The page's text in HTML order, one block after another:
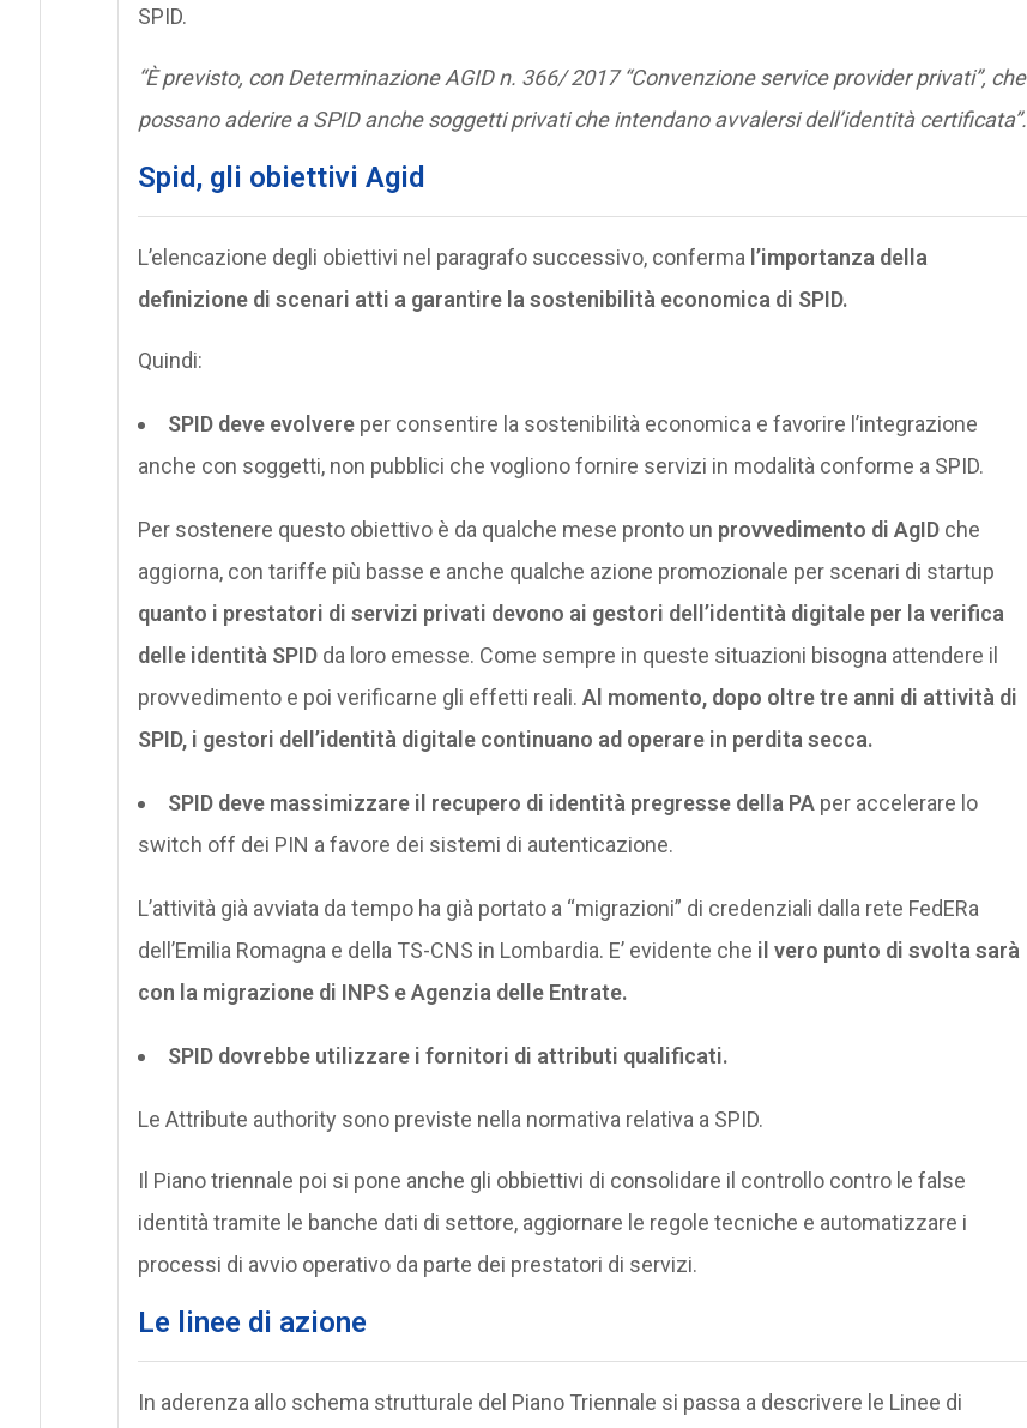
SPID.
“È previsto, con Determinazione AGID n. 366/ 2017 “Convenzione service provider privati”, che
possano aderire a SPID anche soggetti privati che intendano avvalersi dell’identità certificata”.
Spid, gli obiettivi Agid
L’elencazione degli obiettivi nel paragrafo successivo, conferma l’importanza della
definizione di scenari atti a garantire la sostenibilità economica di SPID.
Quindi:
SPID deve evolvereper consentire la sostenibilità economica e favorire l’integrazione
anche con soggetti, non pubblici che vogliono fornire servizi in modalità conforme a SPID.
Per sostenere questo obiettivo è da qualche mese pronto un provvedimento di AgIDche
aggiorna, con tariffe più basse e anche qualche azione promozionale per scenari di startup
quanto i prestatori di servizi privati devono ai gestori dell’identità digitale per la verifica
delle identità SPIDda loro emesse. Come sempre in queste situazioni bisogna attendere il
provvedimento e poi verificarne gli effetti reali. Al momento, dopo oltre tre anni di attività di
SPID, i gestori dell’identità digitale continuano ad operare in perdita secca.
SPID deve massimizzare il recupero di identità pregresse della PAper accelerare lo
switch off dei PIN a favore dei sistemi di autenticazione.
L’attività già avviata da tempo ha già portato a “migrazioni” di credenziali dalla rete FedERa
dell’Emilia Romagna e della TS-CNS in Lombardia. E’ evidente che il vero punto di svolta sarà
con la migrazione di INPS e Agenzia delle Entrate.
SPID dovrebbe utilizzare i fornitori di attributi qualificati.
Le Attribute authority sono previste nella normativa relativa a SPID.
Il Piano triennale poi si pone anche gli obbiettivi di consolidare il controllo contro le false
identità tramite le banche dati di settore, aggiornare le regole tecniche e automatizzare i
processi di avvio operativo da parte dei prestatori di servizi.
Le linee di azione
In aderenza allo schema strutturale del Piano Triennale si passa a descrivere le Linee di